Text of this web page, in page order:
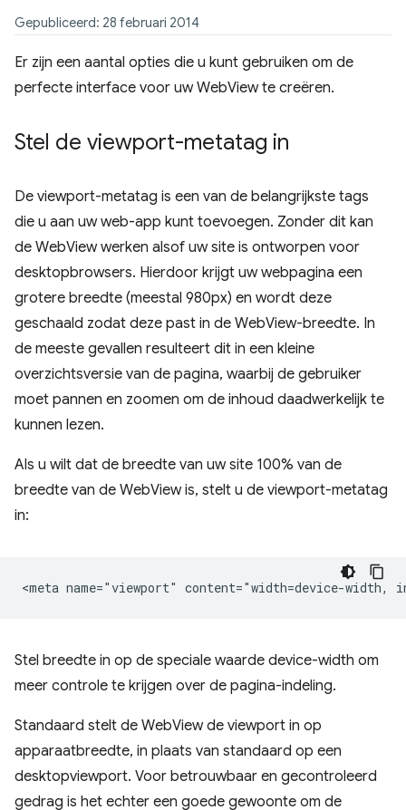
Gepubliceerd: 28 februari 2014
Er zijn een aantal opties die u kunt gebruiken om de
perfecte interface voor uw WebView te creëren.
Stel de viewport-metatag in
De viewport-metatag is een van de belangrijkste tags
die u aan uw web-app kunt toevoegen. Zonder dit kan
de WebView werken alsof uw site is ontworpen voor
desktopbrowsers. Hierdoor krijgt uw webpagina een
grotere breedte (meestal 980px) en wordt deze
geschaald zodat deze past in de WebView-breedte. In
de meeste gevallen resulteert dit in een kleine
overzichtsversie van de pagina, waarbij de gebruiker
moet pannen en zoomen om de inhoud daadwerkelijk te
kunnen lezen.
Als u wilt dat de breedte van uw site 100% van de
breedte van de WebView is, stelt u de viewport-metatag
in:
Stel breedte in op de speciale waarde device-width om
meer controle te krijgen over de pagina-indeling.
Standaard stelt de WebView de viewport in op
apparaatbreedte, in plaats van standaard op een
desktopviewport. Voor betrouwbaar en gecontroleerd
gedrag is het echter een goede gewoonte om de